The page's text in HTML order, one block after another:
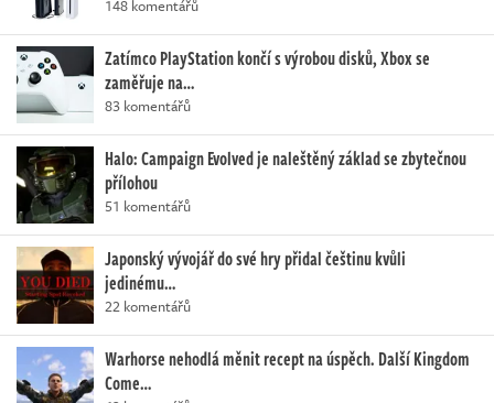
148 komentářů
Zatímco PlayStation končí s výrobou disků, Xbox se
zaměřuje na…
83 komentářů
Halo: Campaign Evolved je naleštěný základ se zbytečnou
přílohou
51 komentářů
Japonský vývojář do své hry přidal češtinu kvůli
jedinému…
22 komentářů
Warhorse nehodlá měnit recept na úspěch. Další Kingdom
Come…